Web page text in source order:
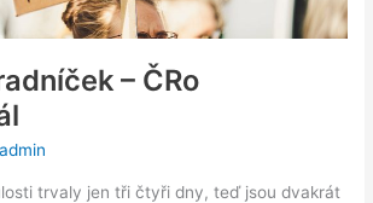
– ČRo
admin
trvaly jen tři čtyři dny, teď jsou dvakrát